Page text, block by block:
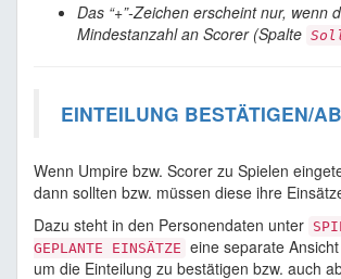
Das “+”-Zeichen erscheint nur, wenn
Mindestanzahl an Scorer (Spalte
EINTEILUNG BESTÄTIGEN/
Wenn Umpire bzw. Scorer zu Spielen
dann sollten bzw. müssen diese ihre
Dazu steht in den Personendaten unter
GEPLANTE EINSÄTZE eine separate
um die Einteilung zu bestätigen bzw. auch